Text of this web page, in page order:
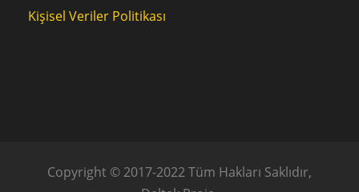
Kişisel Veriler Politikası
Copyright © 2017-2022 Tüm Hakları Saklıdır,